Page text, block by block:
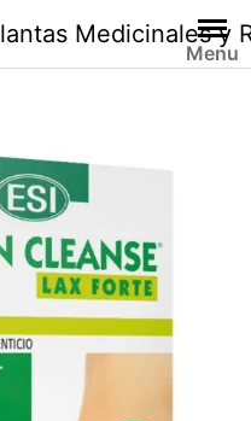
Medicinales y
Menu